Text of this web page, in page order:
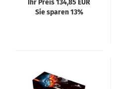
Ihr Preis 134,85 EUR
Sie sparen 13%